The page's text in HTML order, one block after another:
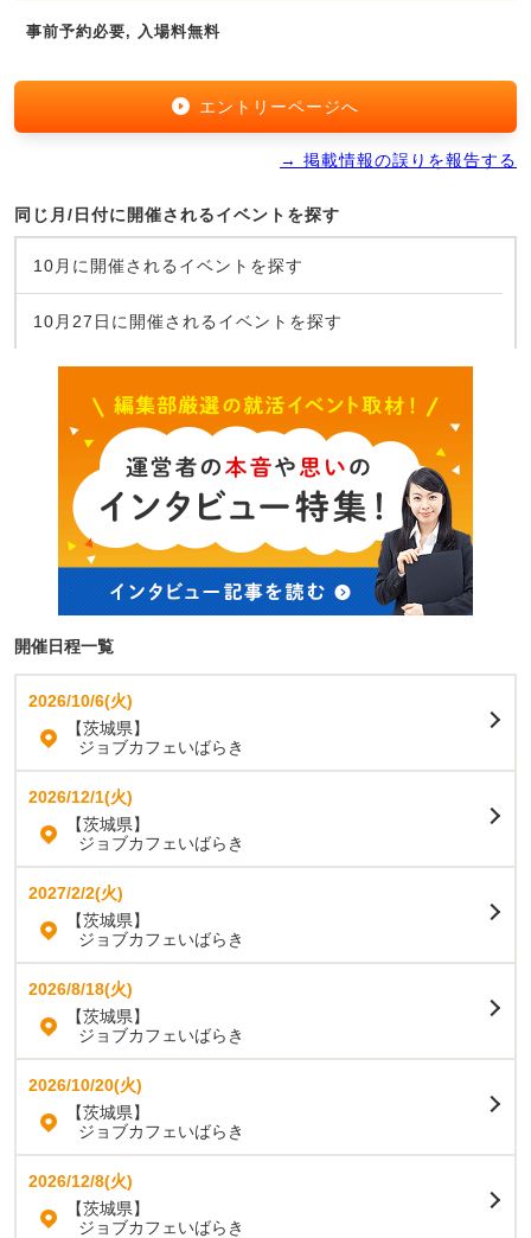
事前予約必要, 入場料無料
エントリーページへ
→ 掲載情報の誤りを報告する
同じ月/日付に開催されるイベントを探す
10月に開催されるイベントを探す
10月27日に開催されるイベントを探す
開催日程一覧
2026/10/6(火)
【茨城県】
ジョブカフェいばらき
2026/12/1(火)
【茨城県】
ジョブカフェいばらき
2027/2/2(火)
【茨城県】
ジョブカフェいばらき
2026/8/18(火)
【茨城県】
ジョブカフェいばらき
2026/10/20(火)
【茨城県】
ジョブカフェいばらき
2026/12/8(火)
【茨城県】
ジョブカフェいばらき